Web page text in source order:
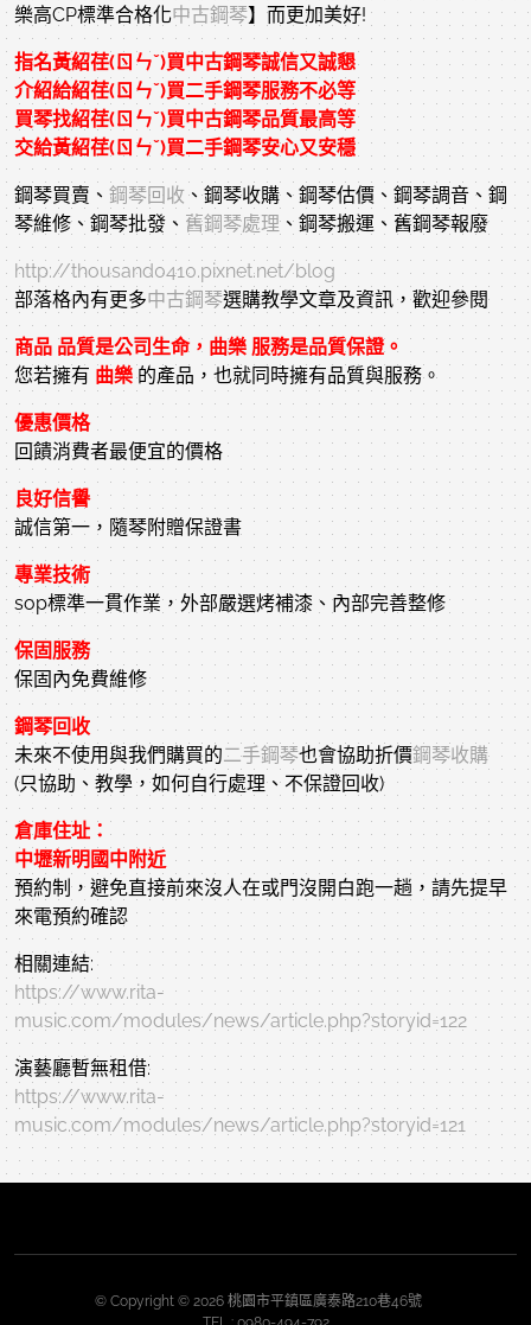
樂高CP標準合格化中古鋼琴】而更加美好!
指名黃紹荏(ㄖㄣˇ)買中古鋼琴誠信又誠懇
介紹給紹荏(ㄖㄣˇ)買二手鋼琴服務不必等
買琴找紹荏(ㄖㄣˇ)買中古鋼琴品質最高等
交給黃紹荏(ㄖㄣˇ)買二手鋼琴安心又安穩
鋼琴買賣、 鋼琴回收、鋼琴收購、鋼琴估價、鋼琴調音、鋼
琴維修、鋼琴批發、 舊鋼琴處理、鋼琴搬運、舊鋼琴報廢
http://thousand0410.pixnet.net/blog
部落格內有更多中古鋼琴選購教學文章及資訊，歡迎參閱
商品 品質是公司生命，曲樂 服務是品質保證。
您若擁有 曲樂的產品，也就同時擁有品質與服務。
優惠價格
回饋消費者最便宜的價格
良好信譽
誠信第一，隨琴附贈保證書
專業技術
sop標準一貫作業，外部嚴選烤補漆、內部完善整修
保固服務
保固內免費維修
鋼琴回收
未來不使用與我們購買的二手鋼琴也會協助折價鋼琴收購
(只協助、教學，如何自行處理、不保證回收)
倉庫住址：
中壢新明國中附近
預約制，避免直接前來沒人在或門沒開白跑一趟，請先提早
來電預約確認
相關連結:
https://www.rita-
music.com/modules/news/article.php?storyid=122
演藝廳暫無租借:
https://www.rita-
music.com/modules/news/article.php?storyid=121
© Copyright © 2026 桃園市平鎮區廣泰路210巷46號